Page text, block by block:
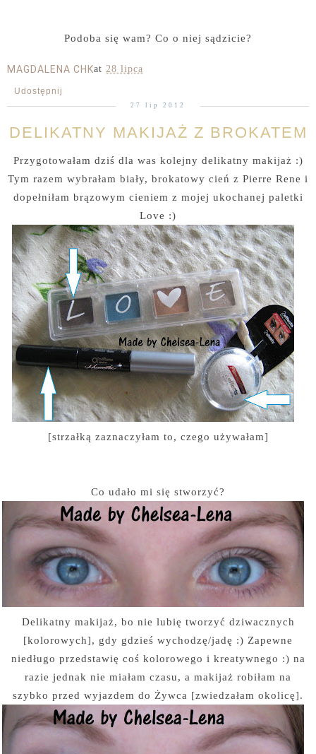
Podoba się wam? Co o niej sądzicie?
MAGDALENA CHKat 28 lipca
Udostępnij
27 lip 2012
DELIKATNY MAKIJAŻ Z BROKATEM
Przygotowałam dziś dla was kolejny delikatny makijaż :)
Tym razem wybrałam biały, brokatowy cień z Pierre Rene i
dopełniłam brązowym cieniem z mojej ukochanej paletki
Love :)
[strzałką zaznaczyłam to, czego używałam]
Co udało mi się stworzyć?
Delikatny makijaż, bo nie lubię tworzyć dziwacznych
[kolorowych], gdy gdzieś wychodzę/jadę :) Zapewne
niedługo przedstawię coś kolorowego i kreatywnego :) na
razie jednak nie miałam czasu, a makijaż robiłam na
szybko przed wyjazdem do Żywca [zwiedzałam okolicę].